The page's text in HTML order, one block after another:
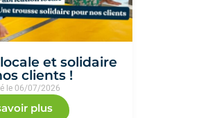
et solidaire
clients !
le06/07/2026
plus